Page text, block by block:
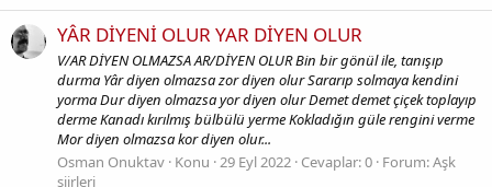
YÂR DİYENİ OLUR YAR DİYEN OLUR
V/AR DİYEN OLMAZSA AR/DİYEN OLUR Bin bir gönül ile, tanışıp
durma Yâr diyen olmazsa zor diyen olur Sararıp solmaya kendini
yorma Dur diyen olmazsa yor diyen olur Demet demet çiçek toplayıp
derme Kanadı kırılmış bülbülü yerme Kokladığın güle rengini verme
Mor diyen olmazsa kor diyen olur...
Osman Onuktav Konu 29 Eyl 2022 Cevaplar: 0 Forum:Aşk
şiirleri